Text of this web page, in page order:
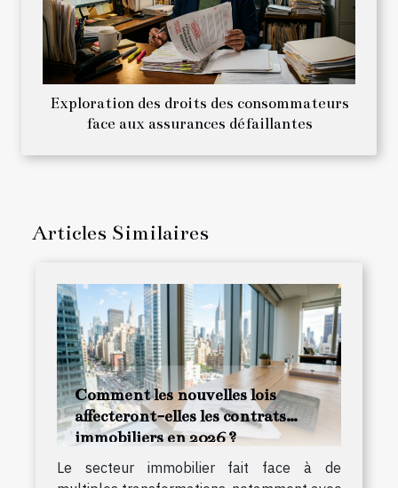
Exploration des droits des consommateurs
face aux assurances défaillantes
Articles Similaires
Comment les nouvelles lois
affecteront-elles les contrats
immobiliers en 2026 ?
Le secteur immobilier fait face à de